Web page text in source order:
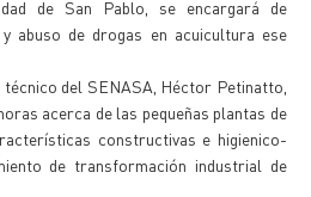
de San Pablo, se encargará de
abuso de drogas en acuicultura ese
del SENASA, Héctor Petinatto,
acerca de las pequeñas plantas de
constructivas e higienico-
de transformación industrial de